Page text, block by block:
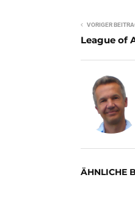
VORIGER
League of
ÄHNLICHE